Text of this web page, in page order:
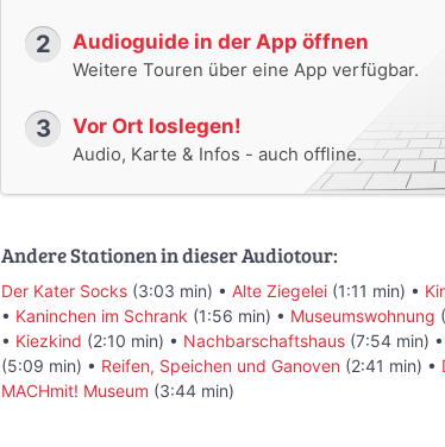
2 Audioguide in der App öffnen
Weitere Touren über eine App verfügbar.
3 Vor Ort loslegen!
Audio, Karte & Infos - auch offline.
Andere Stationen in dieser Audiotour:
Der Kater Socks (3:03 min) • Alte Ziegelei (1:11 min) •
• Kaninchen im Schrank (1:56 min) • Museumswohnung
• Kiezkind (2:10 min) • Nachbarschaftshaus (7:54 min) •
(5:09 min) • Reifen, Speichen und Ganoven (2:41 min) •
MACHmit! Museum (3:44 min)